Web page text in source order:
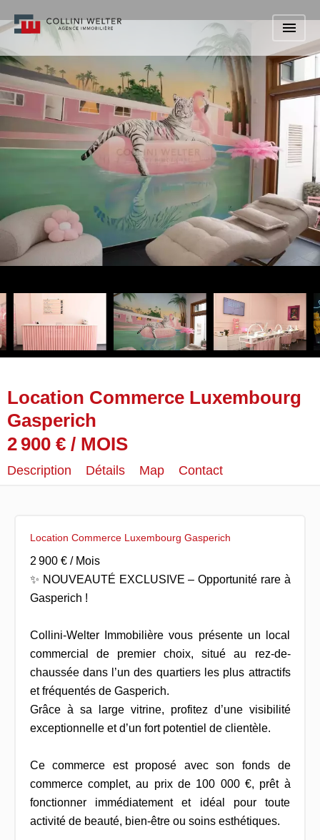
Location Commerce Luxembourg
Gasperich
2 900 € / MOIS
Description Détails Map Contact
Location Commerce Luxembourg Gasperich
2 900 € / Mois
✨ NOUVEAUTÉ EXCLUSIVE – Opportunité rare à
Gasperich !
Collini-Welter Immobilière vous présente un local
commercial de premier choix, situé au rez-de-
chaussée dans l’un des quartiers les plus attractifs
et fréquentés de Gasperich.
Grâce à sa large vitrine, profitez d’une visibilité
exceptionnelle et d’un fort potentiel de clientèle.
Ce commerce est proposé avec son fonds de
commerce complet, au prix de 100 000 €, prêt à
fonctionner immédiatement et idéal pour toute
activité de beauté, bien-être ou soins esthétiques.